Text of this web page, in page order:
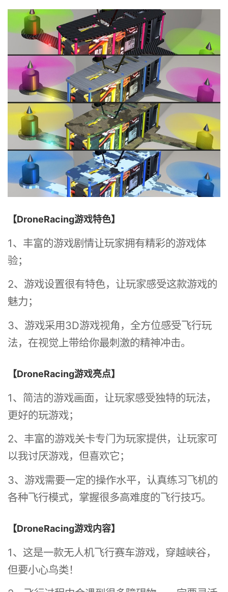
【DroneRacing游戏特色】
1、丰富的游戏剧情让玩家拥有精彩的游戏体
验；
2、游戏设置很有特色，让玩家感受这款游戏的
魅力；
3、游戏采用3D游戏视角，全方位感受飞行玩
法，在视觉上带给你最刺激的精神冲击。
【DroneRacing游戏亮点】
1、简洁的游戏画面，让玩家感受独特的玩法，
更好的玩游戏；
2、丰富的游戏关卡专门为玩家提供，让玩家可
以我讨厌游戏，但喜欢它；
3、游戏需要一定的操作水平，认真练习飞机的
各种飞行模式，掌握很多高难度的飞行技巧。
【DroneRacing游戏内容】
1、这是一款无人机飞行赛车游戏，穿越峡谷，
但要小心鸟类！